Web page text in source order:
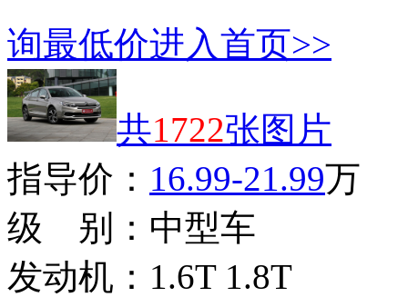
询最低价进入首页>>
共1722张图片
指导价： 16.99-21.99万
级 别： 中型车
发动机： 1.6T 1.8T